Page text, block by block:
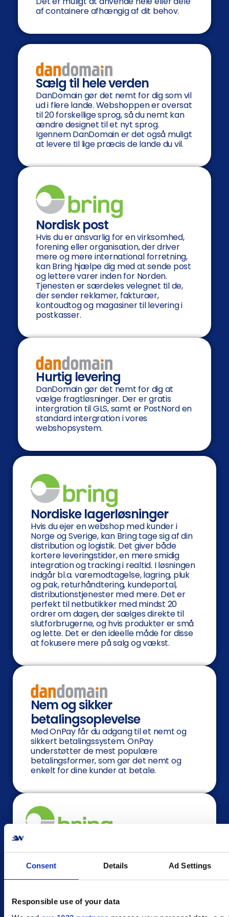
Consent Details Ad Settings
Responsible use of your data
af containere afhængig af dit behov.
Sælg til hele verden
DanDomain gør det nemt for dig som vil
ud i flere lande. Webshoppen er oversat
til 20 forskellige sprog, så du nemt kan
ændre designet til et nyt sprog.
Igennem DanDomain er det også muligt
at levere til lige præcis de lande du vil.
Nordisk post
Hvis du er ansvarlig for en virksomhed,
forening eller organisation, der driver
mere og mere international forretning,
kan Bring hjælpe dig med at sende post
og lettere varer inden for Norden.
Tjenesten er særdeles velegnet til de,
der sender reklamer, fakturaer,
kontoudtog og magasiner til levering i
postkasser.
Hurtig levering
DanDomain gør det nemt for dig at
vælge fragtløsninger. Der er gratis
intergration til GLS, samt er PostNord en
standard intergration i vores
webshopsystem.
Nordiske lagerløsninger
Hvis du ejer en webshop med kunder i
Norge og Sverige, kan Bring tage sig af din
distribution og logistik. Det giver både
kortere leveringstider, en mere smidig
integration og tracking i realtid. I løsningen
indgår bl.a. varemodtagelse, lagring, pluk
og pak, returhåndtering, kundeportal,
distributionstjenester med mere. Det er
perfekt til netbutikker med mindst 20
ordrer om dagen, der sælges direkte til
slutforbrugerne, og hvis produkter er små
og lette. Det er den ideelle måde for disse
at fokusere mere på salg og vækst.
Nem og sikker
betalingsoplevelse
Med OnPay får du adgang til et nemt og
sikkert betalingssystem. OnPay
understøtter de mest populære
betalingsformer, som gør det nemt og
enkelt for dine kunder at betale.
Om Bring
Bring er en pakkedistributør med fokus på
primære miljømål er 100% vedvarende
grønnere adfærd. Bring er innovative og